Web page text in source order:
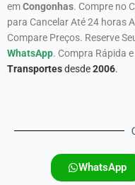
emCongonhas. Compre no
para Cancelar Até 24 horas
Compare Preços. Reserve
WhatsApp. Compra Rápida
Transportesdesde2006.
WhatsApp